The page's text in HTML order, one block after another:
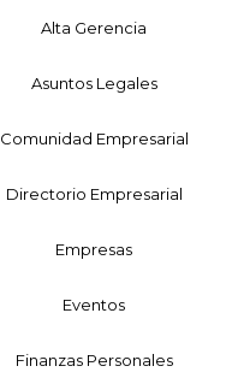
Alta Gerencia
Asuntos Legales
Comunidad Empresarial
Directorio Empresarial
Empresas
Eventos
Finanzas Personales